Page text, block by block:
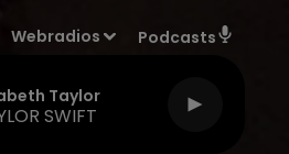
Webradios Podcasts
Taylor
SWIFT